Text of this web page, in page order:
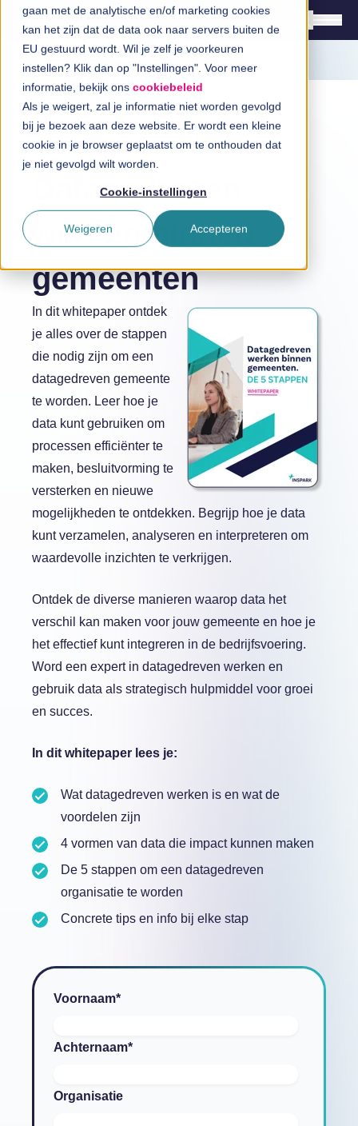
gaan met de analytische en/of marketing cookies
kan het zijn dat de data ook naar servers buiten de
EU gestuurd wordt. Wil je zelf je voorkeuren
instellen? Klik dan op "Instellingen". Voor meer
informatie, bekijk ons cookiebeleid
Als je weigert, zal je informatie niet worden gevolgd
bij je bezoek aan deze website. Er wordt een kleine
cookie in je browser geplaatst om te onthouden dat
je niet gevolgd wilt worden.
Cookie-instellingen
Accepteren
Weigeren
Oplossingen
Branches
InSpiratiecentrum
Direct in contact
Over InSpark
Werken bij InSpark
Whitepaper
Datagedreven
werken binnen
gemeenten
In dit whitepaper ontdek
je alles over de stappen
die nodig zijn om een
datagedreven gemeente
te worden. Leer hoe je
data kunt gebruiken om
processen efficiënter te
maken, besluitvorming te
versterken en nieuwe
mogelijkheden te ontdekken. Begrijp hoe je data
kunt verzamelen, analyseren en interpreteren om
waardevolle inzichten te verkrijgen.
Ontdek de diverse manieren waarop data het
verschil kan maken voor jouw gemeente en hoe je
het effectief kunt integreren in de bedrijfsvoering.
Word een expert in datagedreven werken en
gebruik data als strategisch hulpmiddel voor groei
en succes.
In dit whitepaper lees je:
Wat datagedreven werken is en wat de
voordelen zijn
4 vormen van data die impact kunnen maken
De 5 stappen om een datagedreven
organisatie te worden
Concrete tips en info bij elke stap
Voornaam*
Achternaam*
Organisatie